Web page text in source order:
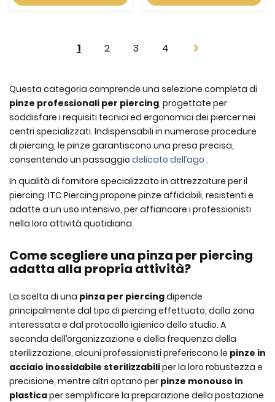
Pagina
Attualmente
leggendo
la
pagina
1 Pagina
2 Pagina
3 Pagina
4
Questa categoria comprende una selezione completa di
pinze professionali per piercing, progettate per
soddisfare i requisiti tecnici ed ergonomici dei piercer nei
centri specializzati. Indispensabili in numerose procedure
di piercing, le pinze garantiscono una presa precisa,
consentendo un passaggio delicato dell’ago .
In qualità di fornitore specializzato in attrezzature per il
piercing, ITC Piercing propone pinze affidabili, resistenti e
adatte a un uso intensivo, per affiancare i professionisti
nella loro attività quotidiana.
Come scegliere una pinza per piercing
adatta alla propria attività?
La scelta di una pinza per piercingdipende
principalmente dal tipo di piercing effettuato, dalla zona
interessata e dal protocollo igienico dello studio. A
seconda dell’organizzazione e della frequenza della
sterilizzazione, alcuni professionisti preferiscono le pinze in
acciaio inossidabile sterilizzabiliper la loro robustezza e
precisione, mentre altri optano per pinze monouso in
plasticaper semplificare la preparazione della postazione